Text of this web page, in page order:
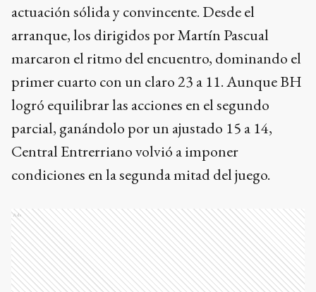
actuación sólida y convincente. Desde el
arranque, los dirigidos por Martín Pascual
marcaron el ritmo del encuentro, dominando el
primer cuarto con un claro 23 a 11. Aunque BH
logró equilibrar las acciones en el segundo
parcial, ganándolo por un ajustado 15 a 14,
Central Entrerriano volvió a imponer
condiciones en la segunda mitad del juego.
Ads